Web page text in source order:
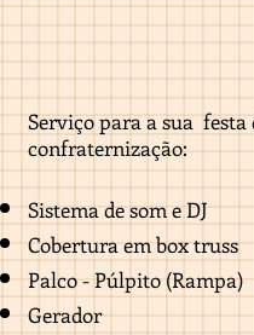
Serviço para a sua festa
confraternização:
Sistema de som e DJ
Cobertura em box truss
Palco - Púlpito (Rampa)
Gerador